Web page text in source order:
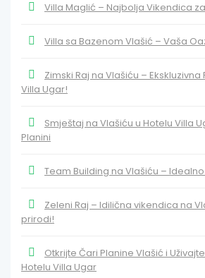
Villa Maglić – Najbolja Vikendica
Villa sa Bazenom Vlašić – Vaša
Zimski Raj na Vlašiću –
Villa Ugar!
Smještaj na Vlašiću u Hotelu Villa
Planini
Team Building na Vlašiću –
Zeleni Raj – Idilična vikendica na
prirodi!
Otkrijte Čari Planine Vlašić i
Hotelu Villa Ugar